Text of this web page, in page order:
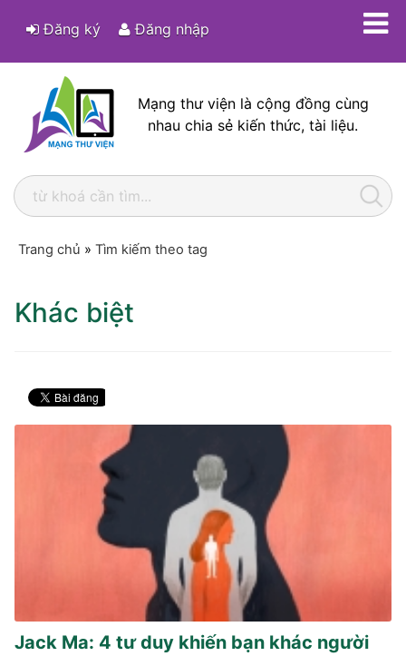
Đăng ký Đăng nhập
Mạng thư viện là cộng đồng cùng
nhau chia sẻ kiến thức, tài liệu.
Trang chủ » Tìm kiếm theo tag
Khác biệt
Jack Ma: 4 tư duy khiến bạn khác người